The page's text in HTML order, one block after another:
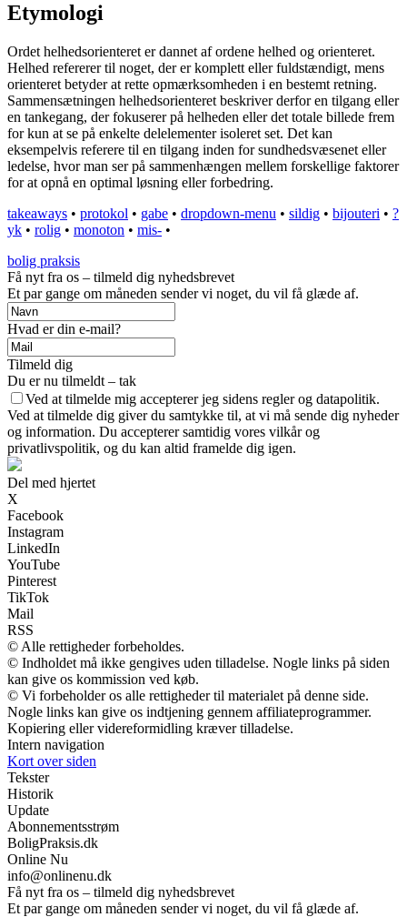
Etymologi
Ordet helhedsorienteret er dannet af ordene helhed og orienteret.
Helhed refererer til noget, der er komplett eller fuldstændigt, mens
orienteret betyder at rette opmærksomheden i en bestemt retning.
Sammensætningen helhedsorienteret beskriver derfor en tilgang eller
en tankegang, der fokuserer på helheden eller det totale billede frem
for kun at se på enkelte delelementer isoleret set. Det kan
eksempelvis referere til en tilgang inden for sundhedsvæsenet eller
ledelse, hvor man ser på sammenhængen mellem forskellige faktorer
for at opnå en optimal løsning eller forbedring.
takeaways • protokol • gabe • dropdown-menu • sildig • bijouteri • ?
yk • rolig • monoton • mis- •
bolig praksis
Få nyt fra os – tilmeld dig nyhedsbrevet
Et par gange om måneden sender vi noget, du vil få glæde af.
Hvad er din e-mail?
Tilmeld dig
Du er nu tilmeldt – tak
Ved at tilmelde mig accepterer jeg sidens regler og datapolitik.
Ved at tilmelde dig giver du samtykke til, at vi må sende dig nyheder
og information. Du accepterer samtidig vores vilkår og
privatlivspolitik, og du kan altid framelde dig igen.
Del med hjertet
X
Facebook
Instagram
LinkedIn
YouTube
Pinterest
TikTok
Mail
RSS
© Alle rettigheder forbeholdes.
© Indholdet må ikke gengives uden tilladelse. Nogle links på siden
kan give os kommission ved køb.
© Vi forbeholder os alle rettigheder til materialet på denne side.
Nogle links kan give os indtjening gennem affiliateprogrammer.
Kopiering eller videreformidling kræver tilladelse.
Intern navigation
Kort over siden
Tekster
Historik
Update
Abonnementsstrøm
BoligPraksis.dk
Online Nu
info@onlinenu.dk
Få nyt fra os – tilmeld dig nyhedsbrevet
Et par gange om måneden sender vi noget, du vil få glæde af.